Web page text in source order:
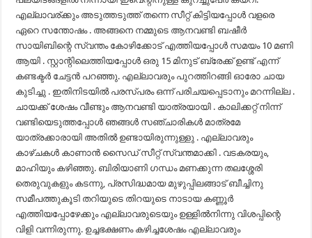
എല്ലാവര്ക്കും അടുത്തടുത്ത് തന്നെ സീറ്റ് കിട്ടിയപ്പോൾ വളരെ
ഏറെ സന്തോഷം . അങ്ങനെ നമ്മുടെ ആനവണ്ടി ബഷീർ
സായിബിന്റെ സ്വന്തം കോഴിക്കോട് എത്തിയപ്പോൾ സമയം 10 മണി
ആയി . സ്റ്റാന്റിലെത്തിയപ്പോൾ ഒരു 15 മിനുട് ബ്രേക്ക് ഉണ്ട് എന്ന്
കണ്ടക്ടർ ചേട്ടൻ പറഞ്ഞു. എല്ലാവരും പുറത്തിറങ്ങി ഓരോ ചായ
കുടിച്ചു . ഇതിനിടയിൽ പരസ്പരം ഒന്ന് പരിചയപ്പെടാനും മറന്നില്ല .
ചായക്ക്‌ ശേഷം വീണ്ടും ആനവണ്ടി യാത്രയായി . കാലിക്കറ്റ് നിന്ന്
വണ്ടിയെടുത്തപ്പോൾ ഞങ്ങൾ സഞ്ചാരികൾ മാത്രമേ
യാത്രക്കാരായി അതിൽ ഉണ്ടായിരുന്നുള്ളു . എല്ലാവരും
കാഴ്ചകൾ കാണാൻ സൈഡ് സീറ്റ് സ്വന്തമാക്കി . വടകരയും,
മാഹിയും കഴിഞ്ഞു. ബിരിയാണി ഗന്ധം മണക്കുന്ന തലശ്ശേരി
തെരുവുകളും കടന്നു, പ്രസിദ്ധമായ മുഴുപ്പിലങ്ങാട് ബീച്ചിനു
സമീപത്തുകൂടി തറിയുടെ തിറയുടെ നാടായ കണ്ണൂർ
എത്തിയപ്പോഴേക്കും എല്ലാവരുടെയും ഉള്ളിൽനിന്നു വിശപ്പിന്റെ
വിളി വന്നിരുന്നു. ഉച്ചഭക്ഷണം കഴിച്ചശേഷം എല്ലാവരും